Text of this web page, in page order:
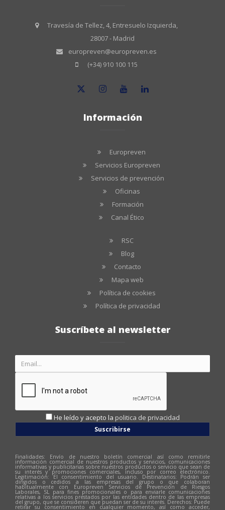
Travesía de Tellez, 4, Entresuelo Izquierda,
28007 - Madrid
europreven@europreven.es
(+34) 910 100 115
Información
Europreven
Servicios Europreven
Servicios de prevención
Oficinas
Formación
Canal Ético
RSC
Blog
Contacto
Mapa web
Política de cookies
Política de privacidad
Suscríbete al newsletter
He leído y acepto la politica de privacidad
Suscribirse
Finalidades: Envío de nuestro boletín comercial así como remitirle
información comercial de nuestros productos y servicios, comunicaciones
informativas y publicitarias sobre nuestros productos o servicio que sean de
su interés y promociones comerciales, incluso por correo electrónico.
Legitimación: El consentimiento del usuario. Destinatarios: Podrán ser
dirigidos o cedidos a las empresas del grupo o que colaboran
habitualmente con Europreven Servicios de Prevención de Riesgos
Laborales, SL para fines promocionales o para enviarle comunicaciones
relativas a los servicios prestados por las entidades dentro de las empresas
del grupo, que se consideren que puedan ser de su interés. Derechos: Puede
retirar su consentimiento en cualquier momento, así como acceder,